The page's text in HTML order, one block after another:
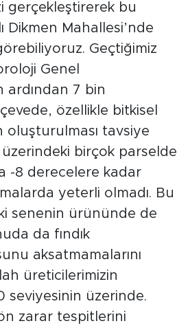
gerçekleştirerek bu
Dikmen Mahallesi’nde
Geçtiğimiz
Genel
ardından 7 bin
özellikle bitkisel
oluşturulması tavsiye
birçok parselde
-8 derecelere kadar
yeterli olmadı. Bu
senenin ürününde de
da fındık
aksatmamalarını
üreticilerimizin
seviyesinin üzerinde.
zarar tespitlerini